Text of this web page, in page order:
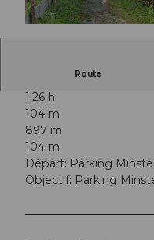
Route
1:26 h
104 m
897 m
104 m
Départ: Parking
Objectif: Parking